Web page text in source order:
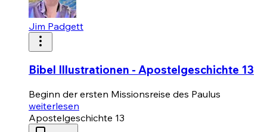
Jim Padgett
Bibel Illustrationen - Apostelgeschichte 13
Beginn der ersten Missionsreise des Paulus
weiterlesen
Apostelgeschichte 13